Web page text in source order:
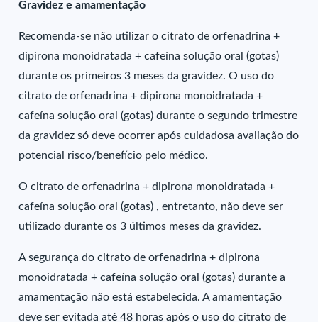
Gravidez e amamentação
Recomenda-se não utilizar o citrato de orfenadrina +
dipirona monoidratada + cafeína solução oral (gotas)
durante os primeiros 3 meses da gravidez. O uso do
citrato de orfenadrina + dipirona monoidratada +
cafeína solução oral (gotas) durante o segundo trimestre
da gravidez só deve ocorrer após cuidadosa avaliação do
potencial risco/benefício pelo médico.
O citrato de orfenadrina + dipirona monoidratada +
cafeína solução oral (gotas) , entretanto, não deve ser
utilizado durante os 3 últimos meses da gravidez.
A segurança do citrato de orfenadrina + dipirona
monoidratada + cafeína solução oral (gotas) durante a
amamentação não está estabelecida. A amamentação
deve ser evitada até 48 horas após o uso do citrato de